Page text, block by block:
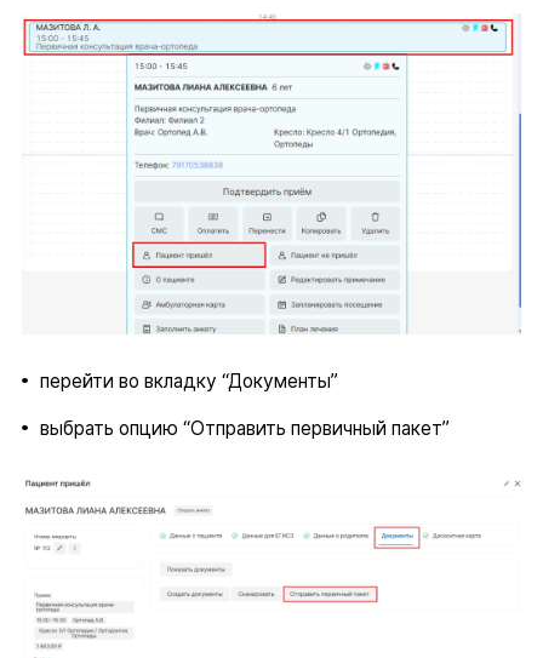
перейти во вкладку “Документы”
выбрать опцию “Отправить первичный пакет”